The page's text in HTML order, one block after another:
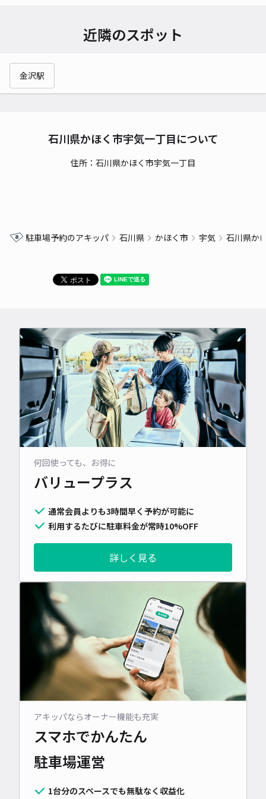
近隣のスポット
金沢駅
石川県かほく市宇気一丁目について
住所：石川県かほく市宇気一丁目
駐車場予約のアキッパ 石川県 かほく市 宇気 石川県か
何回使っても、お得に
バリュープラス
通常会員よりも3時間早く予約が可能に
利用するたびに駐車料金が常時10%OFF
詳しく見る
アキッパならオーナー機能も充実
スマホでかんたん
駐車場運営
1台分のスペースでも無駄なく収益化